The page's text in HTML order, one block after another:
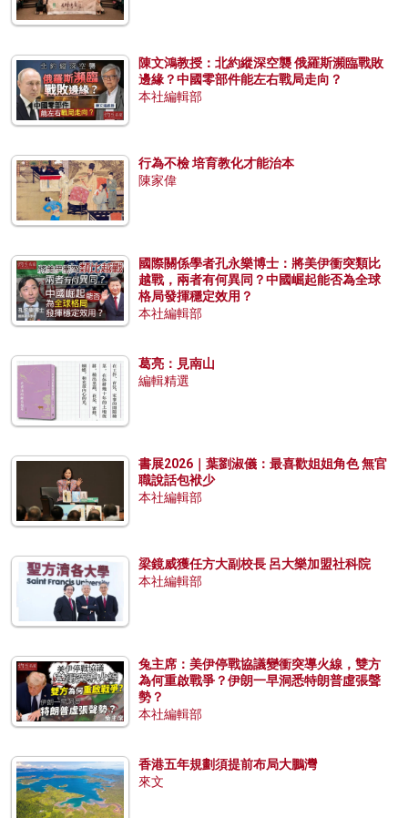
陳文鴻教授：北約縱深空襲 俄羅斯瀕臨戰敗
邊緣？中國零部件能左右戰局走向？
本社編輯部
行為不檢 培育教化才能治本
陳家偉
國際關係學者孔永樂博士：將美伊衝突類比
越戰，兩者有何異同？中國崛起能否為全球
格局發揮穩定效用？
本社編輯部
葛亮：見南山
編輯精選
書展2026｜葉劉淑儀：最喜歡姐姐角色 無官
職說話包袱少
本社編輯部
梁鏡威獲任方大副校長 呂大樂加盟社科院
本社編輯部
兔主席：美伊停戰協議變衝突導火線，雙方
為何重啟戰爭？伊朗一早洞悉特朗普虛張聲
勢？
本社編輯部
香港五年規劃須提前布局大鵬灣
來文